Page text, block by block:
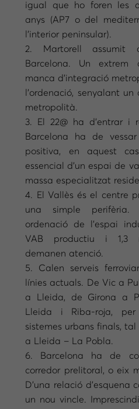
igual que ho foren les
anys (AP7 o del
l’interior peninsular).
2. Martorell
Barcelona. Un extrem
manca d’integració
l’ordenació, senyalant
metropolità.
3. El 22@ ha d’entrar i
Barcelona ha de
positiva, en aquest
essencial d’un espai de
massa especialitzat
4. El Vallès és el centre
una simple perifèria.
ordenació de l’espai
VAB productiu i 1,3
demanen atenció.
5. Calen serveis
línies actuals. De Vic a
a Lleida, de Girona a
Lleida i Riba-roja,
sistemes urbans finals, tal
a Lleida – La Pobla.
6. Barcelona ha de
corredor prelitoral, o eix
D’una relació d’esquena
un nou vincle.